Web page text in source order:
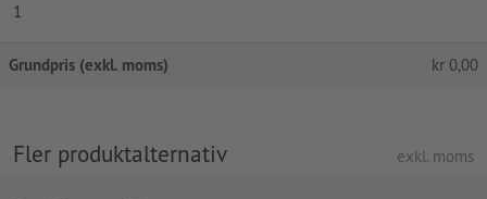
1
Grundpris (exkl. moms) kr 0,00
Fler produktalternativ exkl. moms